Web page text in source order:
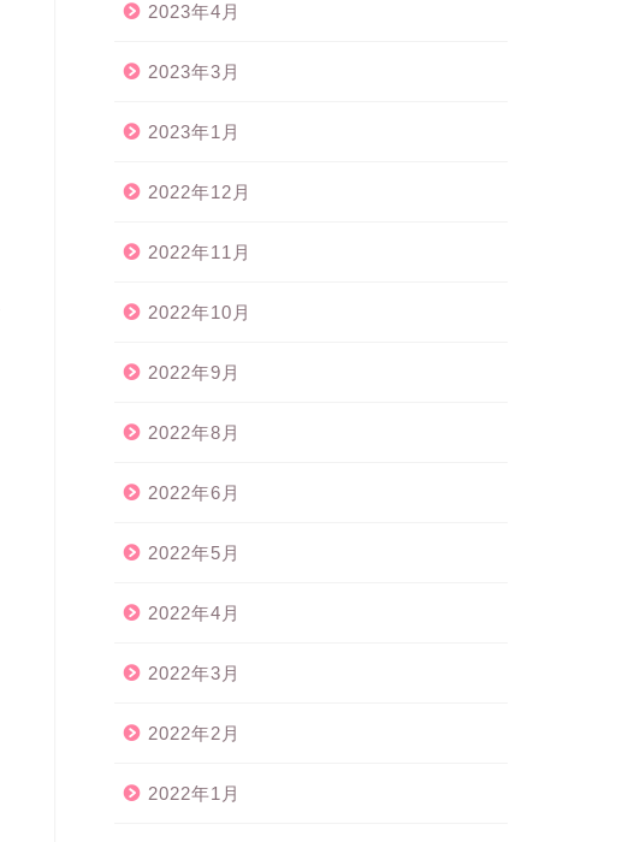
2023年4月
2023年3月
2023年1月
2022年12月
2022年11月
2022年10月
2022年9月
2022年8月
2022年6月
2022年5月
2022年4月
2022年3月
2022年2月
2022年1月